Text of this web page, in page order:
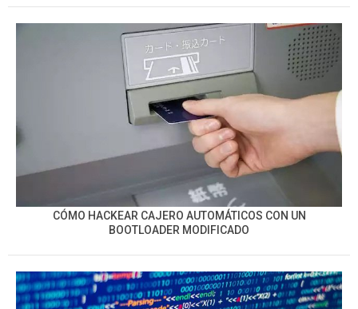
CÓMO HACKEAR CAJERO AUTOMÁTICOS CON UN
BOOTLOADER MODIFICADO